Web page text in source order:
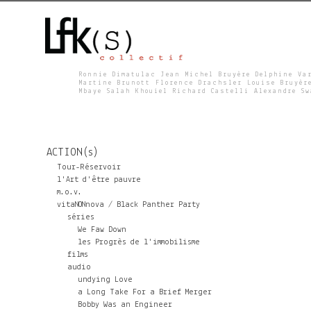
F
K
S
Ronnie Dimatulac Jean Michel Bruyère Delphine
Martine Brunott Florence Drachsler Louise
Mbaye Salah Khouiel Richard Castelli Alexandre
ACTION(s)
Tour-Réservoir
l'Art d'être pauvre
m.o.v.
vitaNONnova / Black Panther Party
séries
We Faw Down
les Progrès de l'immobilisme
films
audio
undying Love
a Long Take For a Brief Merger
Bobby Was an Engineer